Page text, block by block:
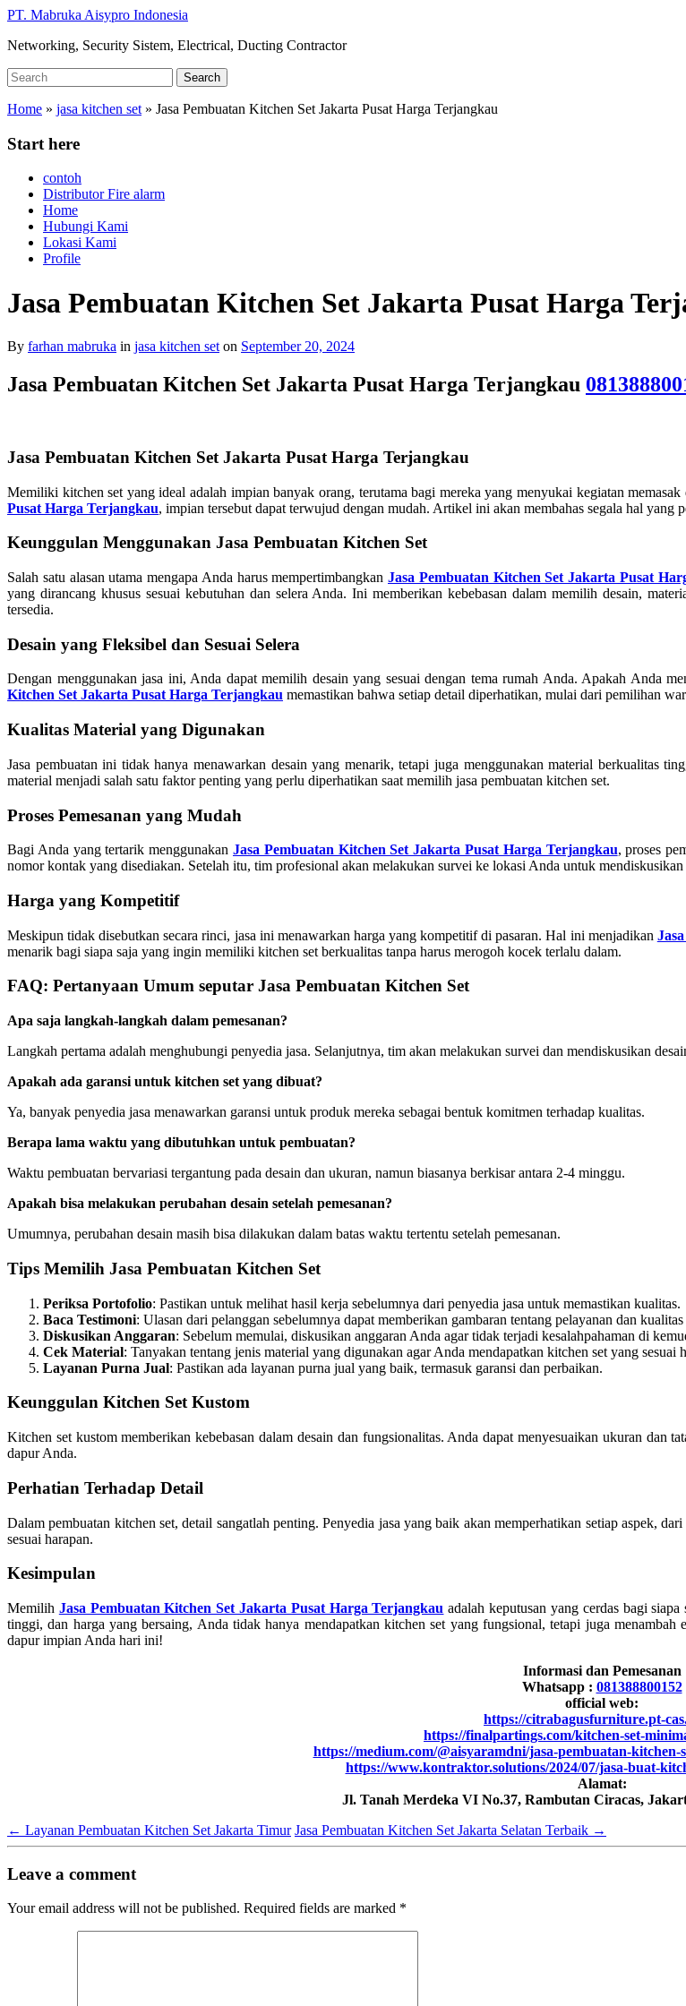
Skip
main
PT. Mabruka Aisypro Indonesia
Networking, Security Sistem, Electrical, Ducting Contractor
Search
for:
Search
Home » jasa kitchen set » Jasa Pembuatan Kitchen Set Jakarta Pusat Harga Terjangkau
Start here
contoh
Distributor Fire alarm
Home
Hubungi Kami
Lokasi Kami
Profile
Jasa Pembuatan Kitchen Set Jakarta Pusat Harga
By farhan mabruka in jasa kitchen set on September 20, 2024
Jasa Pembuatan Kitchen Set Jakarta Pusat Harga Terjangkau
Jasa Pembuatan Kitchen Set Jakarta Pusat Harga Terjangkau
Memiliki kitchen set yang ideal adalah impian banyak orang, terutama bagi mereka yang menyukai kegiatan
Pusat Harga Terjangkau, impian tersebut dapat terwujud dengan mudah. Artikel ini akan membahas segala hal
Keunggulan Menggunakan Jasa Pembuatan Kitchen Set
Salah satu alasan utama mengapa Anda harus mempertimbangkan Jasa Pembuatan Kitchen Set Jakarta Pusat
yang dirancang khusus sesuai kebutuhan dan selera Anda. Ini memberikan kebebasan dalam memilih desain,
tersedia.
Desain yang Fleksibel dan Sesuai Selera
Dengan menggunakan jasa ini, Anda dapat memilih desain yang sesuai dengan tema rumah Anda. Apakah Anda
Kitchen Set Jakarta Pusat Harga Terjangkau memastikan bahwa setiap detail diperhatikan, mulai dari pemilihan
Kualitas Material yang Digunakan
Jasa pembuatan ini tidak hanya menawarkan desain yang menarik, tetapi juga menggunakan material berkualitas
material menjadi salah satu faktor penting yang perlu diperhatikan saat memilih jasa pembuatan kitchen set.
Proses Pemesanan yang Mudah
Bagi Anda yang tertarik menggunakan Jasa Pembuatan Kitchen Set Jakarta Pusat Harga Terjangkau, proses
nomor kontak yang disediakan. Setelah itu, tim profesional akan melakukan survei ke lokasi Anda untuk mendiskusikan
Harga yang Kompetitif
Meskipun tidak disebutkan secara rinci, jasa ini menawarkan harga yang kompetitif di pasaran. Hal ini menjadikan
menarik bagi siapa saja yang ingin memiliki kitchen set berkualitas tanpa harus merogoh kocek terlalu dalam.
FAQ: Pertanyaan Umum seputar Jasa Pembuatan Kitchen Set
Apa saja langkah-langkah dalam pemesanan?
Langkah pertama adalah menghubungi penyedia jasa. Selanjutnya, tim akan melakukan survei dan mendiskusikan
Apakah ada garansi untuk kitchen set yang dibuat?
Ya, banyak penyedia jasa menawarkan garansi untuk produk mereka sebagai bentuk komitmen terhadap kualitas.
Berapa lama waktu yang dibutuhkan untuk pembuatan?
Waktu pembuatan bervariasi tergantung pada desain dan ukuran, namun biasanya berkisar antara 2-4 minggu.
Apakah bisa melakukan perubahan desain setelah pemesanan?
Umumnya, perubahan desain masih bisa dilakukan dalam batas waktu tertentu setelah pemesanan.
Tips Memilih Jasa Pembuatan Kitchen Set
Periksa Portofolio: Pastikan untuk melihat hasil kerja sebelumnya dari penyedia jasa untuk memastikan kualitas.
Baca Testimoni: Ulasan dari pelanggan sebelumnya dapat memberikan gambaran tentang pelayanan dan
Diskusikan Anggaran: Sebelum memulai, diskusikan anggaran Anda agar tidak terjadi kesalahpahaman di
Cek Material: Tanyakan tentang jenis material yang digunakan agar Anda mendapatkan kitchen set yang sesuai
Layanan Purna Jual: Pastikan ada layanan purna jual yang baik, termasuk garansi dan perbaikan.
Keunggulan Kitchen Set Kustom
Kitchen set kustom memberikan kebebasan dalam desain dan fungsionalitas. Anda dapat menyesuaikan ukuran dan
dapur Anda.
Perhatian Terhadap Detail
Dalam pembuatan kitchen set, detail sangatlah penting. Penyedia jasa yang baik akan memperhatikan setiap aspek,
sesuai harapan.
Kesimpulan
Memilih Jasa Pembuatan Kitchen Set Jakarta Pusat Harga Terjangkau adalah keputusan yang cerdas bagi
tinggi, dan harga yang bersaing, Anda tidak hanya mendapatkan kitchen set yang fungsional, tetapi juga
dapur impian Anda hari ini!
Informasi dan Pemesanan
Whatsapp : 081388800152
official web:
https://citrabagusfurniture.pt-
https://finalpartings.com/kitchen-set-
https://medium.com/@aisyaramdni/jasa-pembuatan-kitchen-
https://www.kontraktor.solutions/2024/07/jasa-buat-
Alamat:
Jl. Tanah Merdeka VI No.37, Rambutan Ciracas,
← Layanan Pembuatan Kitchen Set Jakarta Timur Jasa Pembuatan Kitchen Set Jakarta Selatan Terbaik →
Leave a comment
Your email address will not be published. Required fields are marked *